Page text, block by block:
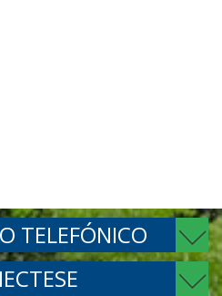
TELEFÓNICO